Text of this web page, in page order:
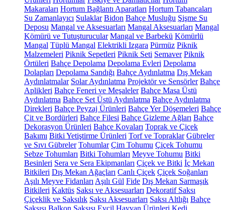
Makaraları Hortum Bağlantı Aparatları Hortum Tabancaları
Su Zamanlayıcı Sulaklar Bidon Bahçe Musluğu Şişme Su
Deposu Mangal ve Aksesuarları Mangal Aksesuarları Mangal
Kömürü ve Tutuşturucular Mangal ve Barbekü Kömürlü
Mangal Tüplü Mangal Elektrikli Izgara Pürmüz Piknik
Malzemeleri Piknik Sepetleri Piknik Seti Semaver Piknik
Örtüleri Bahçe Depolama Depolama Evleri Depolama
Dolapları Depolama Sandığı Bahçe Aydınlatma Dış Mekan
Aydınlatmalar Solar Aydınlatma Projektör ve Sensörler Bahçe
Aplikleri Bahçe Feneri ve Meşaleler Bahçe Masa Üstü
Aydınlatma Bahçe Set Üstü Aydınlatma Bahçe Aydınlatma
Direkleri Bahçe Peyzaj Ürünleri Bahçe Yer Döşemeleri Bahçe
Çit ve Bordürleri Bahçe Filesi Bahçe Gizleme Ağları Bahçe
Dekorasyon Ürünleri Bahçe Kovaları Toprak ve Çiçek
Bakımı Bitki Yetiştirme Ürünleri Torf ve Topraklar Gübreler
ve Sıvı Gübreler Tohumlar Çim Tohumu Çiçek Tohumu
Sebze Tohumları Bitki Tohumları Meyve Tohumu Bitki
Besinleri Sera ve Sera Ekipmanları Çiçek ve Bitki İç Mekan
Bitkileri Dış Mekan Ağaçları Canlı Çiçek Çiçek Soğanları
Aşılı Meyve Fidanları Aşılı Gül Fide Dış Mekan Sarmaşık
Bitkileri Kaktüs Saksı ve Aksesuarları Dekoratif Saksı
Çiçeklik ve Saksılık Saksı Aksesuarları Saksı Altlığı Bahçe
Saksısı Balkon Saksısı Evcil Hayvan Ürünleri Kedi